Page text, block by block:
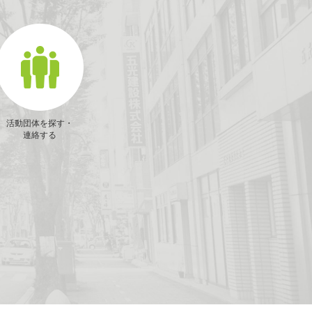
活動団体を探す・
連絡する